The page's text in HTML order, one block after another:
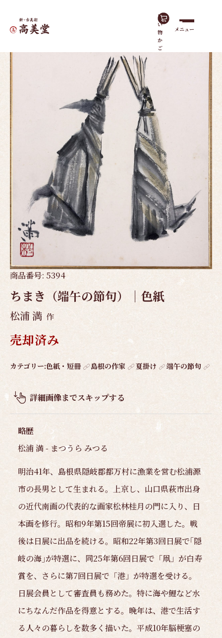
買
い
物
か
ご
メニュー
ホーム作品一覧
商品番号: 5394
ちまき（端午の節句）｜色紙
松浦 満 作
売却済み
作
概
要
カテゴリー:色紙・短冊 島根の作家 夏掛け 端午の節句
詳細画像までスキップする
略歴
松浦 満 - まつうら みつる
明治41年、島根県隠岐郡都万村に漁業を営む松浦源
市の長男として生まれる。上京し、山口県萩市出身
の近代南画の代表的な画家松林桂月の門に入り、日
本画を修行。昭和9年第15回帝展に初入選した。戦
後は日展に出品を続ける。昭和22年第3回日展で｢隠
岐の海｣が特選に、同25年第6回日展で「凧」が白寿
賞を、さらに第7回日展で「港」が特選を受ける。
日展会員として審査員も務めた。特に海や鯉など水
にちなんだ作品を得意とする。晩年は、港で生活す
る人々の暮らしを数多く描いた。平成10年脳梗塞の